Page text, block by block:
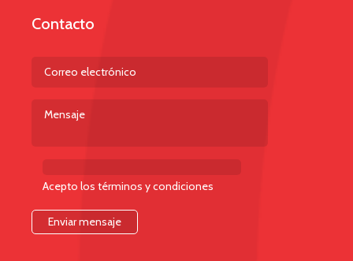
Contacto
Acepto los términos y condiciones